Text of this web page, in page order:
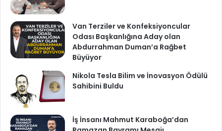
Van Terziler ve Konfeksiyoncular
Odası Başkanlığına Aday olan
Abdurrahman Duman’a Rağbet
Büyüyor
Nikola Tesla Bilim ve İnovasyon Ödülü
Sahibini Buldu
İş İnsanı Mahmut Karaboğa’dan